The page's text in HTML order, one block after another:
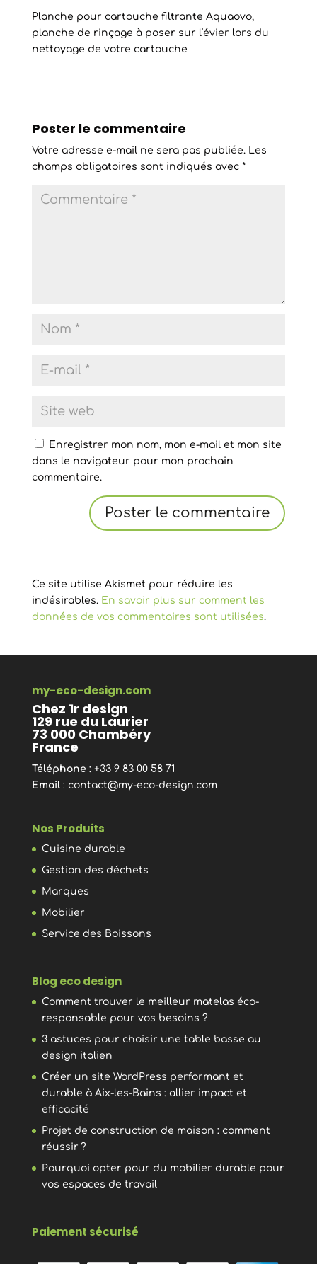
Planche pour cartouche filtrante Aquaovo,
planche de rinçage à poser sur l’évier lors du
nettoyage de votre cartouche
Poster le commentaire
Votre adresse e-mail ne sera pas publiée. Les
champs obligatoires sont indiqués avec *
Enregistrer mon nom, mon e-mail et mon site
dans le navigateur pour mon prochain
commentaire.
Ce site utilise Akismet pour réduire les
indésirables. En savoir plus sur comment les
données de vos commentaires sont utilisées.
my-eco-design.com
Chez 1r design
129 rue du Laurier
73 000 Chambéry
France
Téléphone : +33 9 83 00 58 71
Email: contact@my-eco-design.com
Nos Produits
Cuisine durable
Gestion des déchets
Marques
Mobilier
Service des Boissons
Blog eco design
Comment trouver le meilleur matelas éco-
responsable pour vos besoins ?
3 astuces pour choisir une table basse au
design italien
Créer un site WordPress performant et
durable à Aix-les-Bains : allier impact et
efficacité
Projet de construction de maison : comment
réussir ?
Pourquoi opter pour du mobilier durable pour
vos espaces de travail
Paiement sécurisé